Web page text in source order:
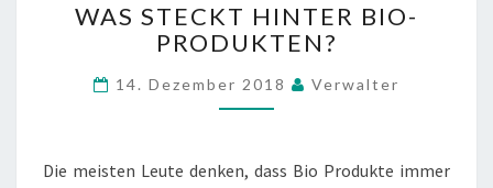
H
R
A
S
T
E
K
WAS STECKT HINTER BIO-
PRODUKTEN?
14. Dezember 2018 Verwalter
Die meisten Leute denken, dass Bio Produkte immer